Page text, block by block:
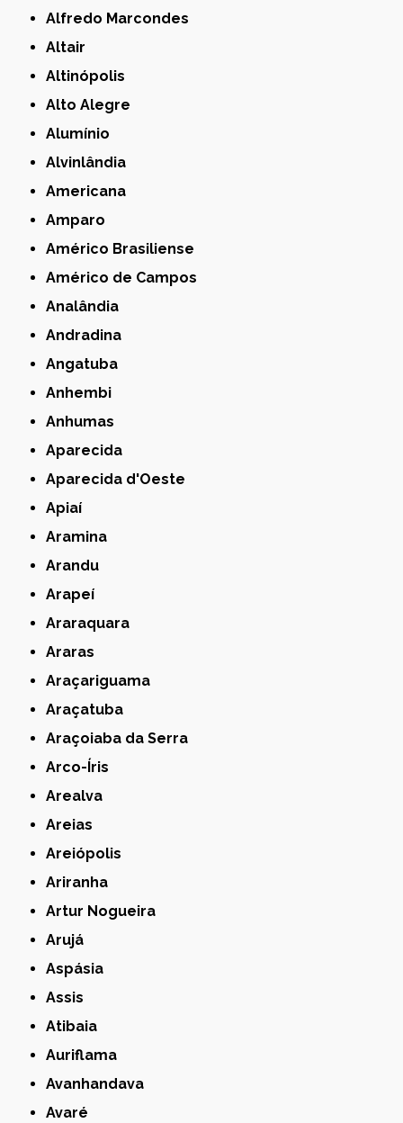
Alfredo Marcondes
Altair
Altinópolis
Alto Alegre
Alumínio
Alvinlândia
Americana
Amparo
Américo Brasiliense
Américo de Campos
Analândia
Andradina
Angatuba
Anhembi
Anhumas
Aparecida
Aparecida d'Oeste
Apiaí
Aramina
Arandu
Arapeí
Araraquara
Araras
Araçariguama
Araçatuba
Araçoiaba da Serra
Arco-Íris
Arealva
Areias
Areiópolis
Ariranha
Artur Nogueira
Arujá
Aspásia
Assis
Atibaia
Auriflama
Avanhandava
Avaré